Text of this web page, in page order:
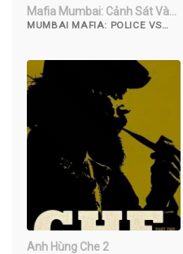
Mafia Mumbai: Cảnh Sát Và
Thế Giới Ngầm
MUMBAI MAFIA: POLICE VS
Anh Hùng Che 2